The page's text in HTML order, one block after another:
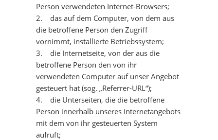
Person verwendeten Internet-Browsers;
2. das auf dem Computer, von dem aus
die betroffene Person den Zugriff
vornimmt, installierte Betriebssystem;
3. die Internetseite, von der aus die
betroffene Person den von ihr
verwendeten Computer auf unser Angebot
gesteuert hat (sog. „Referrer-URL“);
4. die Unterseiten, die die betroffene
Person innerhalb unseres Internetangebots
mit dem von ihr gesteuerten System
aufruft;